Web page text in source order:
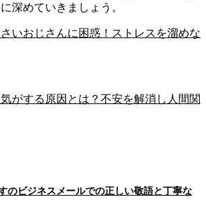
深めていきましょう。
いおじさんに困惑！ストレスを溜めな
がする原因とは？不安を解消し人間関
のビジネスメールでの正しい敬語と丁寧な